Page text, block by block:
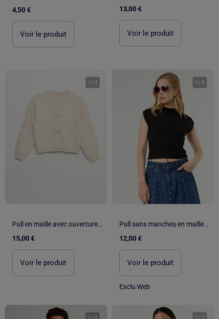
4,50 €
Voir le produit
13,00 €
Voir le produit
1 /4
Pull en maille avec ouverture par nœuds
15,00 €
Voir le produit
1 /4
Pull sans manches en maille grosse jauge
12,00 €
Voir le produit
Exclu Web